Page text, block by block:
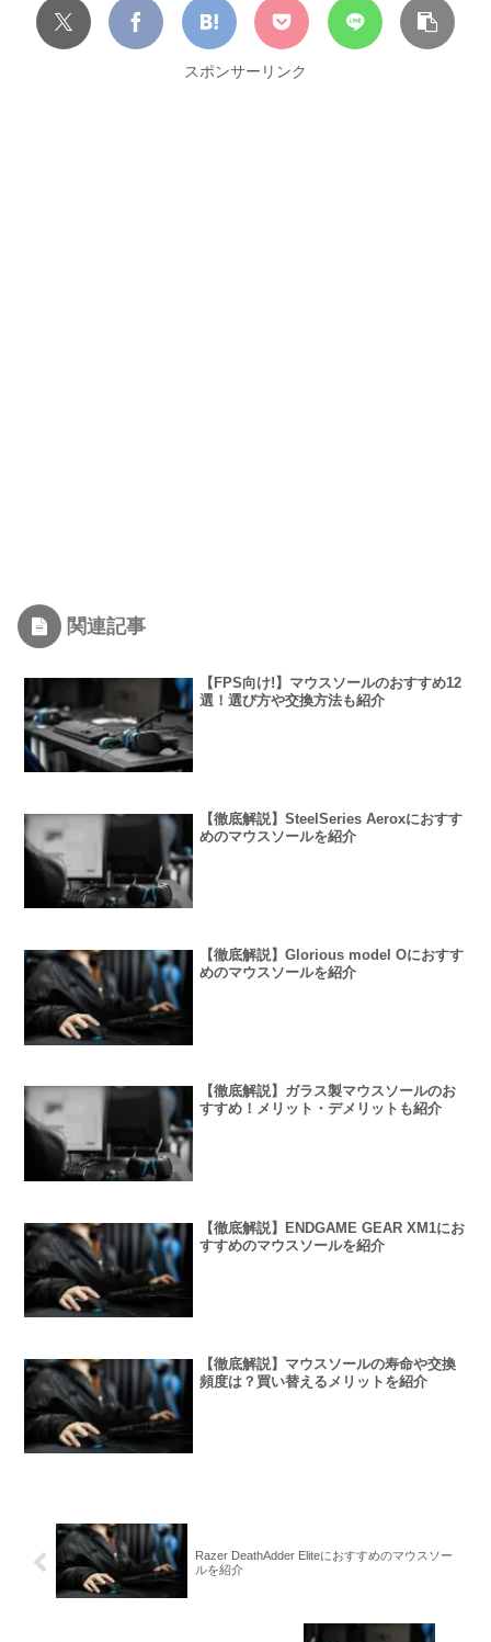
スポンサーリンク
関連記事
【FPS向け!】マウスソールのおすすめ12
選！選び方や交換方法も紹介
【徹底解説】SteelSeries Aeroxにおすす
めのマウスソールを紹介
【徹底解説】Glorious model Oにおすす
めのマウスソールを紹介
【徹底解説】ガラス製マウスソールのお
すすめ！メリット・デメリットも紹介
【徹底解説】ENDGAME GEAR XM1にお
すすめのマウスソールを紹介
【徹底解説】マウスソールの寿命や交換
頻度は？買い替えるメリットを紹介
Razer DeathAdder Eliteにおすすめのマウスソー
ルを紹介